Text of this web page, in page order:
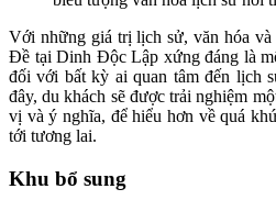
Với những giá trị lịch sử, văn hóa
Đề tại Dinh Độc Lập xứng đáng là
đối với bất kỳ ai quan tâm đến lịch
đây, du khách sẽ được trải nghiệm
vị và ý nghĩa, để hiểu hơn về quá
tới tương lai.
Khu bổ sung